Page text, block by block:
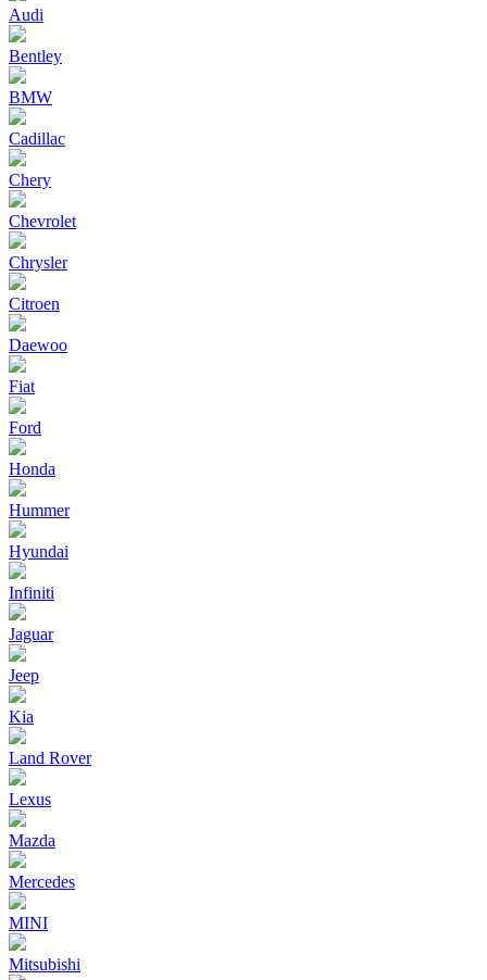
Audi
Bentley
BMW
Cadillac
Chery
Chevrolet
Chrysler
Citroen
Daewoo
Fiat
Ford
Honda
Hummer
Hyundai
Infiniti
Jaguar
Jeep
Kia
Land Rover
Lexus
Mazda
Mercedes
MINI
Mitsubishi